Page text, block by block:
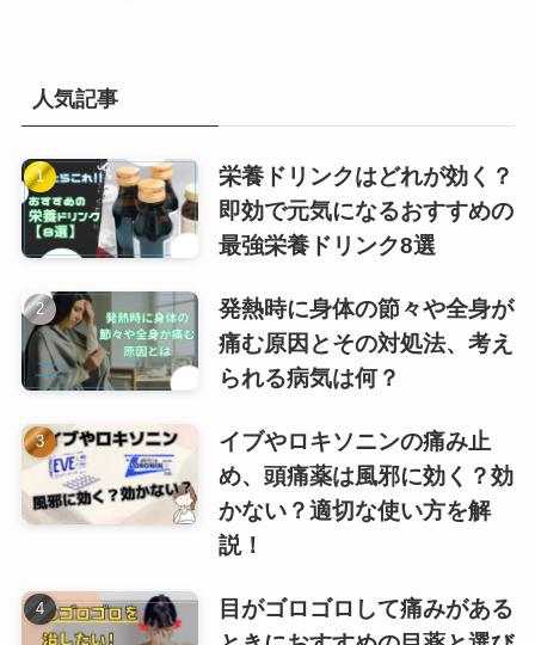
人気記事
栄養ドリンクはどれが効く？
即効で元気になるおすすめの
最強栄養ドリンク8選
発熱時に身体の節々や全身が
痛む原因とその対処法、考え
られる病気は何？
イブやロキソニンの痛み止
め、頭痛薬は風邪に効く？効
かない？適切な使い方を解
説！
目がゴロゴロして痛みがある